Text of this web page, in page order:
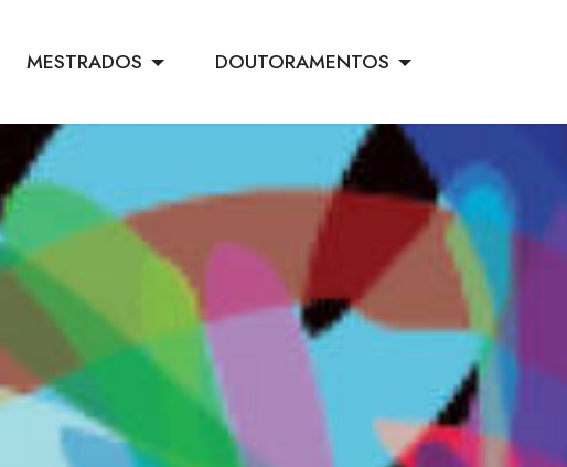
MESTRADOS DOUTORAMENTOS